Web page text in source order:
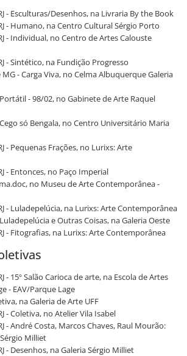
- Esculturas/Desenhos, na Livraria By the Book
- Humano, na Centro Cultural Sérgio Porto
- Individual, no Centro de Artes Calouste
- Sintético, na Fundição Progresso
- Carga Viva, no Celma Albuquerque Galeria
- 98/02, no Gabinete de Arte Raquel
só Bengala, no Centro Universitário Maria
- Pequenas Frações, no Lurixs: Arte
- Entonces, no Paço Imperial
no Museu de Arte Contemporânea -
- Luladepelúcia, na Lurixs: Arte Contemporânea
e Outras Coisas, na Galeria Oeste
- Fitografias, na Lurixs: Arte Contemporânea
- 15º Salão Carioca de arte, na Escola de Artes
- EAV/Parque Lage
na Galeria de Arte UFF
- Coletiva, no Atelier Vila Isabel
- André Costa, Marcos Chaves, Raul Mourão:
Milliet
- Desenhos, na Galeria Sérgio Milliet